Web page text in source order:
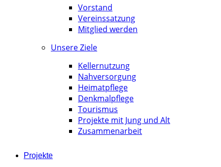
Vorstand
Vereinssatzung
Mitglied werden
Unsere Ziele
Kellernutzung
Nahversorgung
Heimatpflege
Denkmalpflege
Tourismus
Projekte mit Jung und Alt
Zusammenarbeit
Projekte